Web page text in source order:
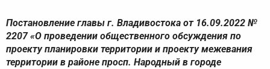
Постановление главы г. Владивостока от 16.09.2022 №
2207 «О проведении общественного обсуждения по
проекту планировки территории и проекту межевания
территории в районе просп. Народный в городе